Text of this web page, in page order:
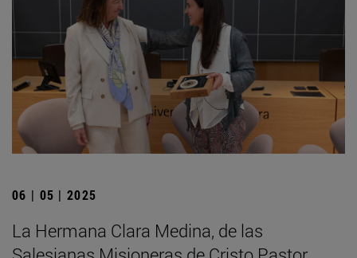
06 | 05 | 2025
La Hermana Clara Medina, de las